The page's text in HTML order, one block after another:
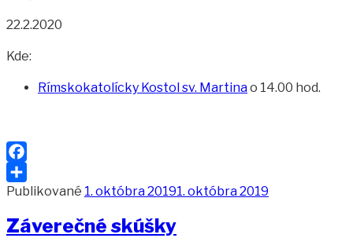
22.2.2020
Kde:
Rímskokatolícky Kostol sv. Martinao 14.00 hod.
Facebook
Share
Publikované 1. októbra 20191. októbra 2019
Záverečné skúšky